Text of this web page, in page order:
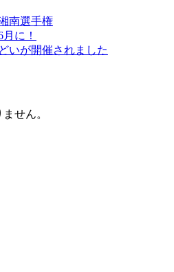
南選手権
に！
いが開催されました
せん。